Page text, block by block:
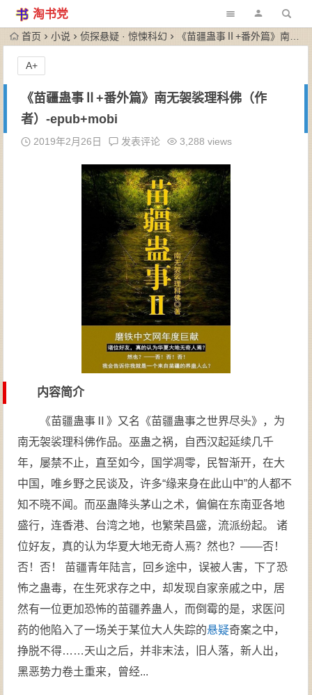
淘书党
首页 小说 侦探悬疑 · 惊悚科幻 《苗疆蛊事Ⅱ+番外篇》南无袈裟理科佛（作者）-epub+mobi
《苗疆蛊事Ⅱ+番外篇》南无袈裟理科佛（作
者）-epub+mobi
2019年2月26日 发表评论 3,288 views
内容简介
《苗疆蛊事Ⅱ》又名《苗疆蛊事之世界尽头》，为
南无袈裟理科佛作品。巫蛊之祸，自西汉起延续几千
年，屡禁不止，直至如今，国学凋零，民智渐开，在大
中国，唯乡野之民谈及，许多“缘来身在此山中”的人都不
知不晓不闻。而巫蛊降头茅山之术，偏偏在东南亚各地
盛行，连香港、台湾之地，也繁荣昌盛，流派纷起。 诸
位好友，真的认为华夏大地无奇人焉？然也？——否！
否！否！ 苗疆青年陆言，回乡途中，误被人害，下了恐
怖之蛊毒，在生死求存之中，却发现自家亲戚之中，居
然有一位更加恐怖的苗疆养蛊人，而倒霉的是，求医问
药的他陷入了一场关于某位大人失踪的悬疑奇案之中，
挣脱不得……天山之后，并非末法，旧人落，新人出，
黑恶势力卷土重来，曾经...
A+